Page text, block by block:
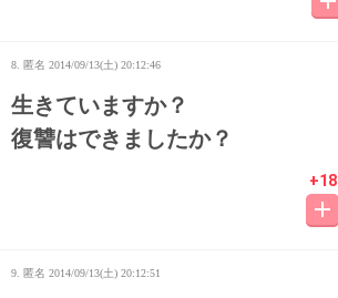
8. 匿名 2014/09/13(土) 20:12:46
生きていますか？
復讐はできましたか？
+18
9. 匿名 2014/09/13(土) 20:12:51